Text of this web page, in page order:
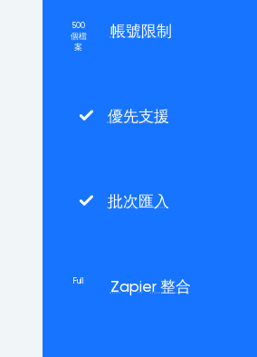
500
個檔
案
帳號限制
優先支援
批次匯入
Full Zapier 整合